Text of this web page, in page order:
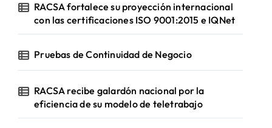
RACSA fortalece su proyección internacional
con las certificaciones ISO 9001:2015 e IQNet
Pruebas de Continuidad de Negocio
RACSA recibe galardón nacional por la
eficiencia de su modelo de teletrabajo